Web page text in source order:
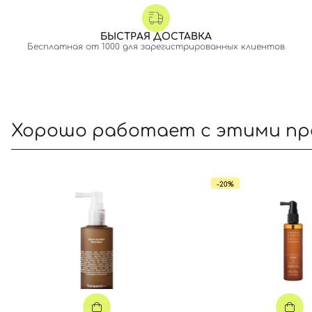
БЫСТРАЯ ДОСТАВКА
Бесплатная от 1000 для зарегистрированных клиентов
Хорошо работает с этими
-20%